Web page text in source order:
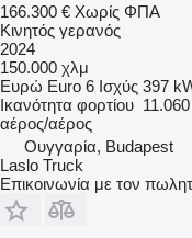
166.300 € Χωρίς ΦΠΑ
Κινητός γερανός
2024
150.000 χλμ
Ευρώ Euro 6 Ισχύς 397
Ικανότητα φορτίου 11.060
αέρος/αέρος
Ουγγαρία, Budapest
Laslo Truck
Επικοινωνία με τον